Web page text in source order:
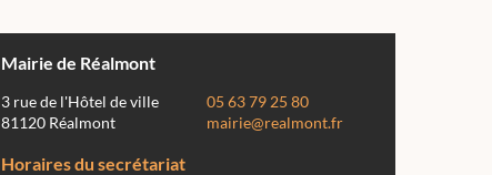
Mairie de Réalmont
3 rue de l'Hôtel de ville
81120 Réalmont
05 63 79 25 80
mairie@realmont.fr
Horaires du secrétariat